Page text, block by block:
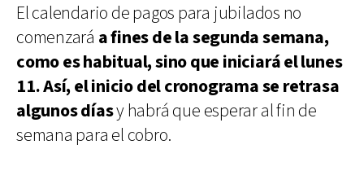
El calendario de pagos para jubilados no
comenzará a fines de la segunda semana,
como es habitual, sino que iniciará el lunes
11. Así, el inicio del cronograma se retrasa
algunos díasy habrá que esperar al fin de
semana para el cobro.